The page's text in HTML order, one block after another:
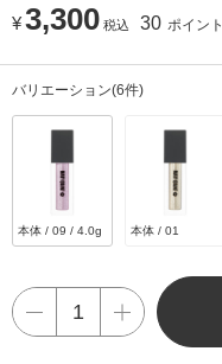
¥3,300 税込 30 ポイン
バリエーション(6件)
本体 / 09 / 4.0g 本体 / 01